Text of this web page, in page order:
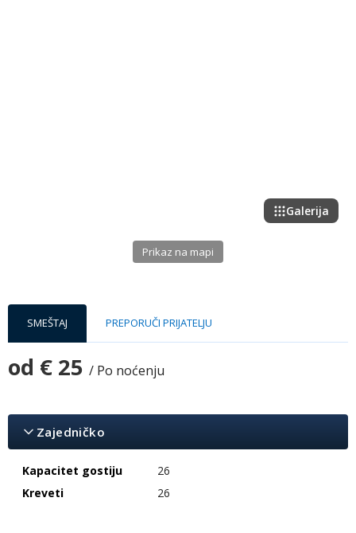
Galerija
Prikaz na mapi
SMEŠTAJ PREPORUČI PRIJATELJU
od € 25 / Po noćenju
Zajedničko
Kapacitet gostiju
26
Kreveti
26